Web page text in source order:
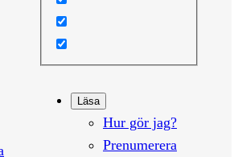
Läsa
Hur gör jag?
Prenumerera